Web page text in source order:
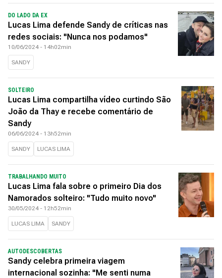
DO LADO DA EX
Lucas Lima defende Sandy de críticas nas
redes sociais: "Nunca nos podamos"
10/06/2024 - 14h02min
SANDY
SOLTEIRO
Lucas Lima compartilha vídeo curtindo São
João da Thay e recebe comentário de
Sandy
06/06/2024 - 13h52min
SANDY LUCAS LIMA
TRABALHANDO MUITO
Lucas Lima fala sobre o primeiro Dia dos
Namorados solteiro: "Tudo muito novo"
30/05/2024 - 12h52min
LUCAS LIMA SANDY
AUTODESCOBERTAS
Sandy celebra primeira viagem
internacional sozinha: "Me senti numa